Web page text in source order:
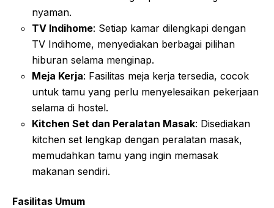
nyaman.
TV Indihome: Setiap kamar dilengkapi dengan
TV Indihome, menyediakan berbagai pilihan
hiburan selama menginap.
Meja Kerja: Fasilitas meja kerja tersedia, cocok
untuk tamu yang perlu menyelesaikan pekerjaan
selama di hostel.
Kitchen Set dan Peralatan Masak: Disediakan
kitchen set lengkap dengan peralatan masak,
memudahkan tamu yang ingin memasak
makanan sendiri.
Fasilitas Umum